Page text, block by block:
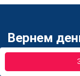
Вернем
понравится